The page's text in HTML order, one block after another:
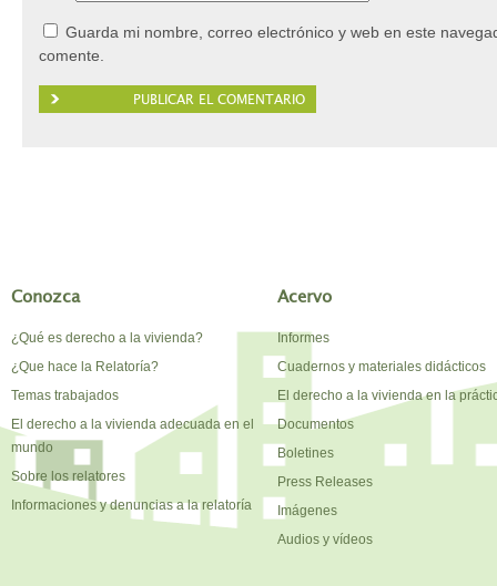
Guarda mi nombre, correo electrónico y web en este
comente.
Conozca
¿Qué es derecho a la vivienda?
¿Que hace la Relatoría?
Temas trabajados
El derecho a la vivienda adecuada en el
mundo
Sobre los relatores
Informaciones y denuncias a la relatoría
Acervo
Informes
Cuadernos y materiales didácticos
El derecho a la vivienda en la
Documentos
Boletines
Press Releases
Imágenes
Audios y vídeos